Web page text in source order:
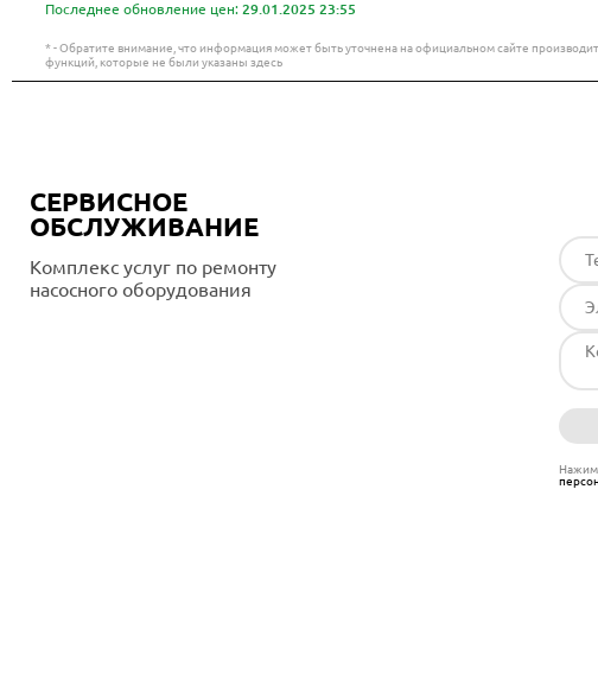
Последнее обновление цен: 29.01.2025 23:55
* - Обратите внимание, что информация может быть уточнена на официальном сайте
функций, которые не были указаны здесь
СЕРВИСНОЕ
ОБСЛУЖИВАНИЕ
Комплекс услуг по ремонту
насосного оборудования